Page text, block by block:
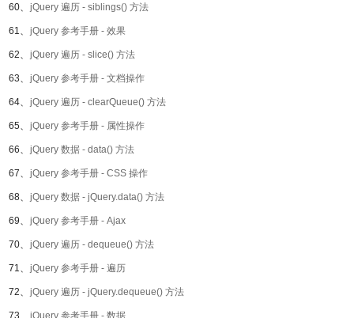
60、 jQuery 遍历 - siblings() 方法
61、 jQuery 参考手册 - 效果
62、 jQuery 遍历 - slice() 方法
63、 jQuery 参考手册 - 文档操作
64、 jQuery 遍历 - clearQueue() 方法
65、 jQuery 参考手册 - 属性操作
66、 jQuery 数据 - data() 方法
67、 jQuery 参考手册 - CSS 操作
68、 jQuery 数据 - jQuery.data() 方法
69、 jQuery 参考手册 - Ajax
70、 jQuery 遍历 - dequeue() 方法
71、 jQuery 参考手册 - 遍历
72、 jQuery 遍历 - jQuery.dequeue() 方法
73、 jQuery 参考手册 - 数据